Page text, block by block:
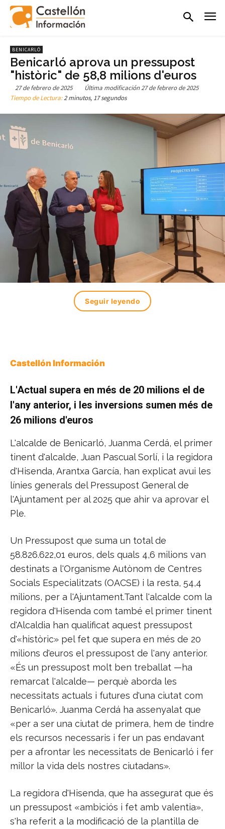
BENICARLÓ
Benicarló aprova un pressupost
"històric" de 58,8 milions d'euros
27 de febrero de 2025 Última modificación27 de febrero de 2025
Tiempo de Lectura:2 minutos, 17 segundos
Seguir leyendo
Castellón Información
L'Actual supera en més de 20 milions el de
l'any anterior, i les inversions sumen més de
26 milions d'euros
L'alcalde de Benicarló, Juanma Cerdá, el primer
tinent d'alcalde, Juan Pascual Sorlí, i la regidora
d'Hisenda, Arantxa García, han explicat avui les
línies generals del Pressupost General de
l'Ajuntament per al 2025 que ahir va aprovar el
Ple.
Un Pressupost que suma un total de
58.826.622,01 euros, dels quals 4,6 milions van
destinats a l'Organisme Autònom de Centres
Socials Especialitzats (OACSE) i la resta, 54,4
milions, per a l'Ajuntament.Tant l'alcalde com la
regidora d'Hisenda com també el primer tinent
d'Alcaldia han qualificat aquest pressupost
d'«històric» pel fet que supera en més de 20
milions d'euros el pressupost de l'any anterior.
«És un pressupost molt ben treballat —ha
remarcat l'alcalde— perquè aborda les
necessitats actuals i futures d'una ciutat com
Benicarló». Juanma Cerdá ha assenyalat que
«per a ser una ciutat de primera, hem de tindre
els recursos necessaris i fer un pas endavant
per a afrontar les necessitats de Benicarló i fer
millor la vida dels nostres ciutadans».
La regidora d'Hisenda, que ha assegurat que és
un pressupost «ambiciós i fet amb valentia»,
s'ha referit a la modificació de la plantilla de